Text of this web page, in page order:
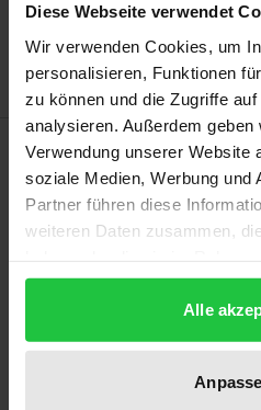
Diese Webseite verwendet
Wir verwenden Cookies, um
personalisieren, Funktionen
zu können und die Zugriffe
analysieren. Außerdem
Verwendung unserer Website
soziale Medien, Werbung und
Partner führen diese
weiteren Daten zusammen,
gesammelt haben.
Alle
Zur Wunschliste
Beschreibung
Menschenhandel ist ein
sodass ein adäquater
ist. Der Europäische
Menschenrechte (EGMR)
Vergangenheit diese
Bedeutung der EGMR-